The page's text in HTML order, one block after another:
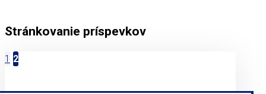
Stránkovanie príspevkov
1 2